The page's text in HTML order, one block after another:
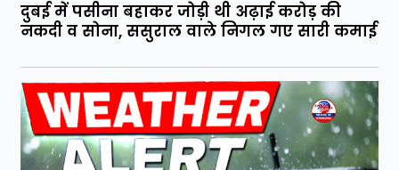
दुबई में पसीना बहाकर जोड़ी थी अढ़ाई करोड़ की
नकदी व सोना, ससुराल वाले निगल गए सारी कमाई